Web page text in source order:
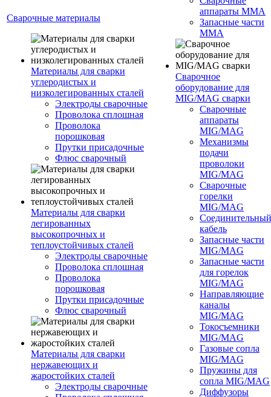
Сварочные материалы
Материалы для сварки
углеродистых и
низколегированных сталей
Электроды сварочные
Проволока сплошная
Проволока
порошковая
Прутки присадочные
Флюс сварочный
Материалы для сварки
легированных
высокопрочных и
теплоустойчивых сталей
Электроды сварочные
Проволока сплошная
Проволока
порошковая
Прутки присадочные
Флюс сварочный
Материалы для сварки
нержавеющих и
жаростойких сталей
Электроды сварочные
аппараты MMA
Запасные части
MMA
Сварочное
оборудование для
MIG/MAG сварки
Сварочные
аппараты
MIG/MAG
Механизмы
подачи
проволоки
MIG/MAG
Сварочные
горелки
MIG/MAG
Соединительный
кабель
Запасные части
MIG/MAG
Запасные части
для горелок
MIG/MAG
Направляющие
каналы
MIG/MAG
Токосъемники
MIG/MAG
Газовые сопла
MIG/MAG
Пружины для
сопла MIG/MAG
Диффузоры